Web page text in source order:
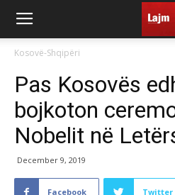
Kosovë-Shqipëri
Pas Kosovës
bojkoton
Nobelit në
December 9, 2019
Facebook Twitter